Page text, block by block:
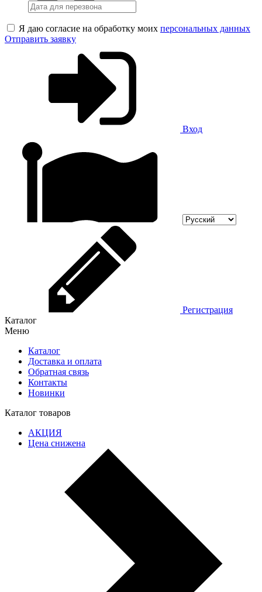
Я даю согласие на обработку моих персональных данных
Отправить заявку
Вход
Регистрация
Каталог
Меню
Каталог
Доставка и оплата
Обратная связь
Контакты
Новинки
Каталог товаров
АКЦИЯ
Цена снижена